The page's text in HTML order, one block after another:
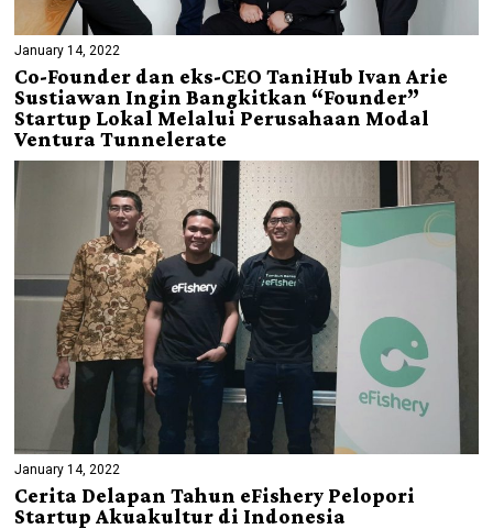
January 14, 2022
Co-Founder dan eks-CEO TaniHub Ivan Arie
Sustiawan Ingin Bangkitkan “Founder”
Startup Lokal Melalui Perusahaan Modal
Ventura Tunnelerate
January 14, 2022
Cerita Delapan Tahun eFishery Pelopori
Startup Akuakultur di Indonesia